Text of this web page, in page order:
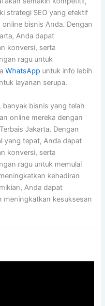
strategi SEO yang efektif
bisnis Anda. Dengan
Anda dapat
konversi, serta
ragu untuk
WhatsApp untuk info lebih
layanan serupa.
banyak bisnis yang telah
online mereka dengan
Jakarta. Dengan
yang tepat, Anda dapat
konversi, serta
ragu untuk memulai
kehadiran
Anda dapat
meningkatkan kesuksesan